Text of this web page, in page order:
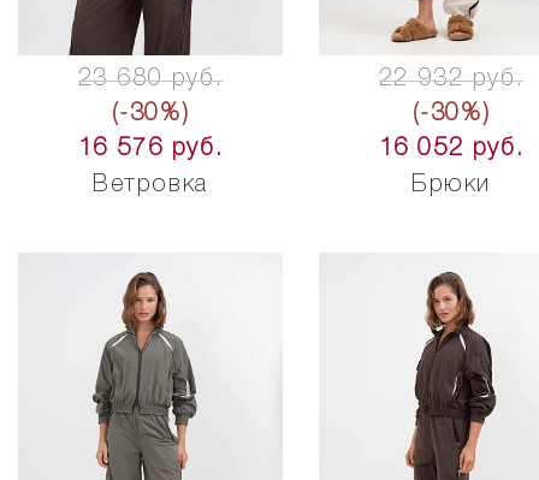
23 680 руб.
(-30%)
16 576 руб.
Ветровка
22 932 руб.
(-30%)
16 052 руб.
Брюки